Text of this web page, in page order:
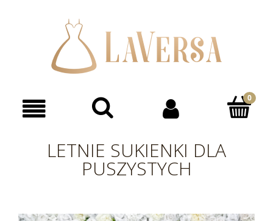
LETNIE SUKIENKI DLA
PUSZYSTYCH